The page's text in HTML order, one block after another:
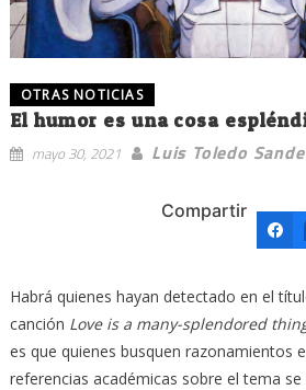
OTRAS NOTICIAS
El humor es una cosa
mayo 30, 2021 Luis Toledo Sande
Compartir
Habrá quienes hayan detectado en el
canción Love is a many-splendored
es que quienes busquen razonamientos
referencias académicas sobre el tema